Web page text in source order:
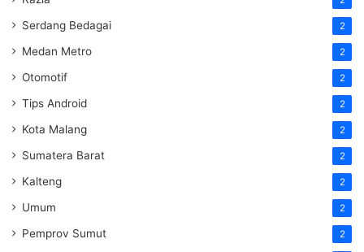
Serdang Bedagai 2
Medan Metro 2
Otomotif 2
Tips Android 2
Kota Malang 2
Sumatera Barat 2
Kalteng 2
Umum 2
Pemprov Sumut 2